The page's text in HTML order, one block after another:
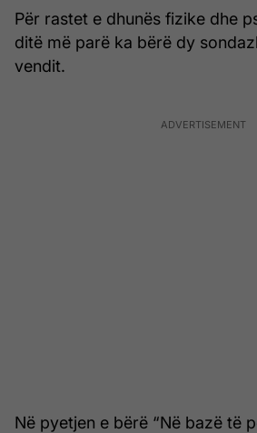
Për rastet e dhunës fizike dhe
ditë më parë ka bërë dy
vendit.
Në pyetjen e bërë “Në bazë të